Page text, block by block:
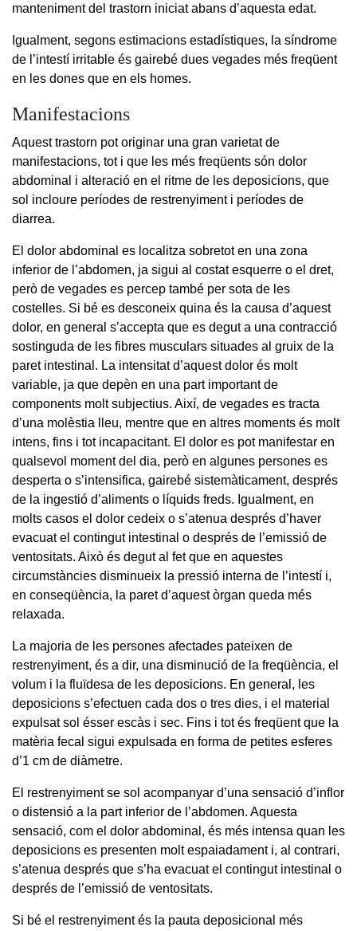
manteniment del trastorn iniciat abans d’aquesta edat.
Igualment, segons estimacions estadístiques, la síndrome
de l’intestí irritable és gairebé dues vegades més freqüent
en les dones que en els homes.
Manifestacions
Aquest trastorn pot originar una gran varietat de
manifestacions, tot i que les més freqüents són dolor
abdominal i alteració en el ritme de les deposicions, que
sol incloure períodes de restrenyiment i períodes de
diarrea.
El dolor abdominal es localitza sobretot en una zona
inferior de l’abdomen, ja sigui al costat esquerre o el dret,
però de vegades es percep també per sota de les
costelles. Si bé es desconeix quina és la causa d’aquest
dolor, en general s’accepta que es degut a una contracció
sostinguda de les fibres musculars situades al gruix de la
paret intestinal. La intensitat d’aquest dolor és molt
variable, ja que depèn en una part important de
components molt subjectius. Així, de vegades es tracta
d’una molèstia lleu, mentre que en altres moments és molt
intens, fins i tot incapacitant. El dolor es pot manifestar en
qualsevol moment del dia, però en algunes persones es
desperta o s’intensifica, gairebé sistemàticament, després
de la ingestió d’aliments o líquids freds. Igualment, en
molts casos el dolor cedeix o s’atenua després d’haver
evacuat el contingut intestinal o després de l’emissió de
ventositats. Això és degut al fet que en aquestes
circumstàncies disminueix la pressió interna de l’intestí i,
en conseqüència, la paret d’aquest òrgan queda més
relaxada.
La majoria de les persones afectades pateixen de
restrenyiment, és a dir, una disminució de la freqüència, el
volum i la fluïdesa de les deposicions. En general, les
deposicions s’efectuen cada dos o tres dies, i el material
expulsat sol ésser escàs i sec. Fins i tot és freqüent que la
matèria fecal sigui expulsada en forma de petites esferes
d’1 cm de diàmetre.
El restrenyiment se sol acompanyar d’una sensació d’inflor
o distensió a la part inferior de l’abdomen. Aquesta
sensació, com el dolor abdominal, és més intensa quan les
deposicions es presenten molt espaiadament i, al contrari,
s’atenua després que s’ha evacuat el contingut intestinal o
després de l’emissió de ventositats.
Si bé el restrenyiment és la pauta deposicional més